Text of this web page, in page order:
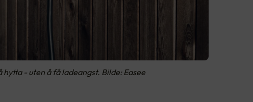
- uten å få ladeangst. Bilde: Easee